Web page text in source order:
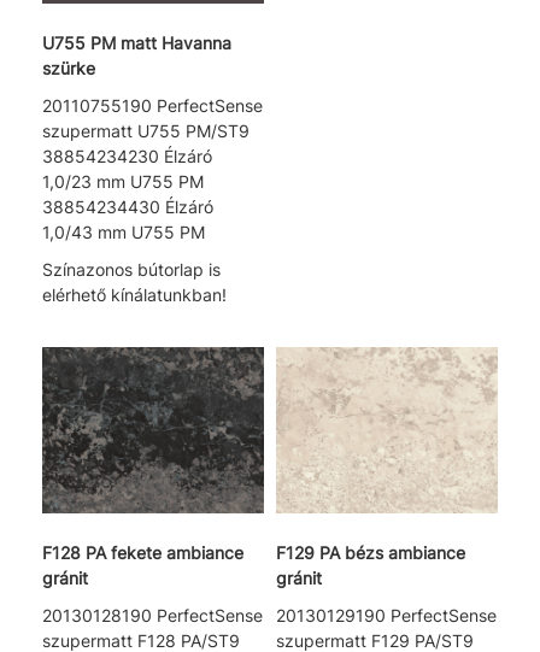
U755 PM matt Havanna
szürke
20110755190 PerfectSense
szupermatt U755 PM/ST9
38854234230 Élzáró
1,0/23 mm U755 PM
38854234430 Élzáró
1,0/43 mm U755 PM
Színazonos bútorlap is
elérhető kínálatunkban!
F128 PA fekete ambiance
gránit
20130128190 PerfectSense
szupermatt F128 PA/ST9
F129 PA bézs ambiance
gránit
20130129190 PerfectSense
szupermatt F129 PA/ST9